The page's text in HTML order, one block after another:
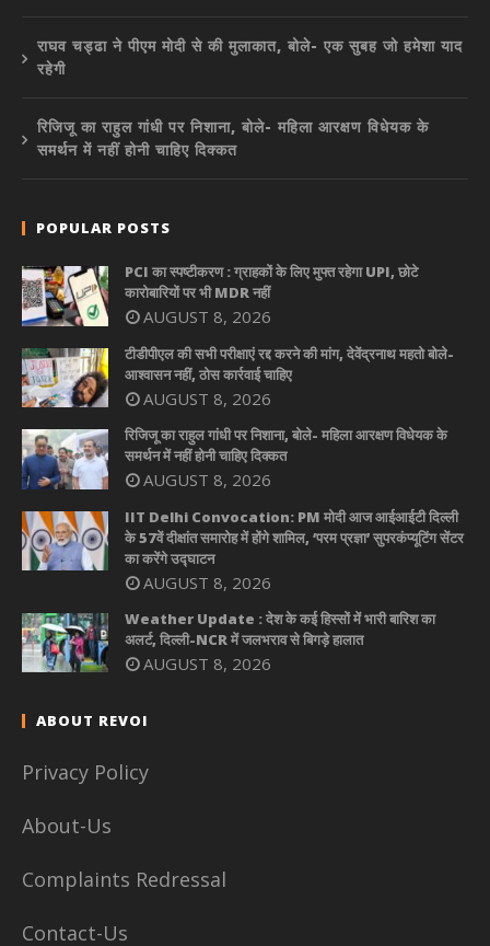
राघव चड्ढा ने पीएम मोदी से की मुलाकात, बोले- एक सुबह जो हमेशा याद
रहेगी
रिजिजू का राहुल गांधी पर निशाना, बोले- महिला आरक्षण विधेयक के
समर्थन में नहीं होनी चाहिए दिक्कत
POPULAR POSTS
PCI का स्पष्टीकरण : ग्राहकों के लिए मुफ्त रहेगा UPI, छोटे
कारोबारियों पर भी MDR नहीं
AUGUST 8, 2026
टीडीपीएल की सभी परीक्षाएं रद्द करने की मांग, देवेंद्रनाथ महतो बोले-
आश्वासन नहीं, ठोस कार्रवाई चाहिए
AUGUST 8, 2026
रिजिजू का राहुल गांधी पर निशाना, बोले- महिला आरक्षण विधेयक के
समर्थन में नहीं होनी चाहिए दिक्कत
AUGUST 8, 2026
IIT Delhi Convocation: PM मोदी आज आईआईटी दिल्ली
के 57वें दीक्षांत समारोह में होंगे शामिल, ‘परम प्रज्ञा’ सुपरकंप्यूटिंग सेंटर
का करेंगे उद्घाटन
AUGUST 8, 2026
Weather Update : देश के कई हिस्सों में भारी बारिश का
अलर्ट, दिल्ली-NCR में जलभराव से बिगड़े हालात
AUGUST 8, 2026
ABOUT REVOI
Privacy Policy
About-Us
Complaints Redressal
Contact-Us